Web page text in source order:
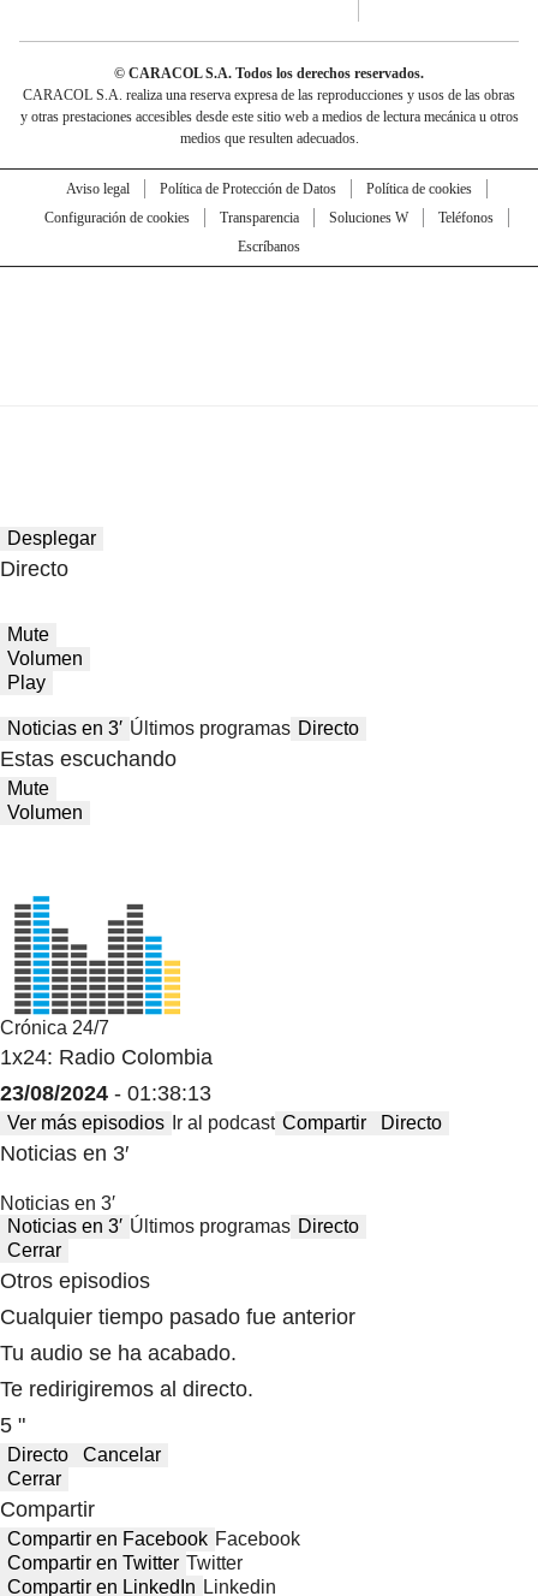
© CARACOL S.A. Todos los derechos reservados.
CARACOL S.A. realiza una reserva expresa de las reproducciones y usos de las obras
y otras prestaciones accesibles desde este sitio web a medios de lectura mecánica u otros
medios que resulten adecuados.
Aviso legal Política de Protección de Datos
Política de cookies
Configuración de cookies
Transparencia Soluciones W
Teléfonos
Escríbanos
Desplegar
Directo
Mute
Volumen
Play
Noticias en 3′ Últimos programas Directo
Estas escuchando
Mute
Volumen
Crónica 24/7
1x24: Radio Colombia
23/08/2024 - 01:38:13
Ver más episodios Ir al podcast Compartir Directo
Noticias en 3′
Noticias en 3′
Noticias en 3′ Últimos programas Directo
Cerrar
Otros episodios
Cualquier tiempo pasado fue anterior
Tu audio se ha acabado.
Te redirigiremos al directo.
5 "
Directo
Cancelar
Cerrar
Compartir
Compartir en Facebook Facebook
Compartir en Twitter Twitter
Compartir en LinkedIn Linkedin